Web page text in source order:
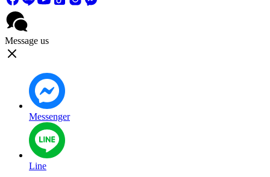
Message us
Messenger
Line